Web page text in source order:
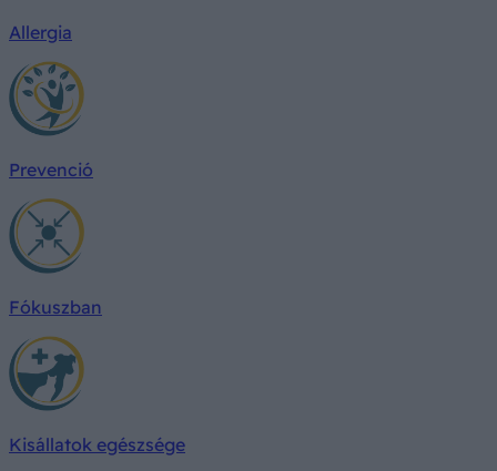
Allergia
Prevenció
Fókuszban
Kisállatok egészsége